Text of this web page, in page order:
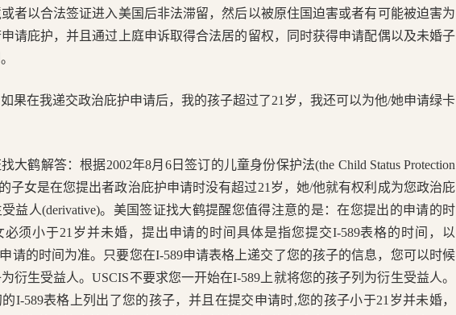
者以合法签证进入美国后非法滞留，然后以被原住国迫害或者有可能被迫害为
请庇护，并且通过上庭申诉取得合法居的留权，同时获得申请配偶以及未婚子
果在我递交政治庇护申请后，我的孩子超过了21岁，我还可以为他/她申请绿卡
大鹤解答：根据2002年8月6日签订的儿童身份保护法(the Child Status Protection
子女是在您提出者政治庇护申请时没有超过21岁，她/他就有权利成为您政治庇
益人(derivative)。美国签证找大鹤提醒您值得注意的是：在您提出的申请的时
必须小于21岁并未婚，提出申请的时间具体是指您提交I-589表格的时间，以
请的时间为准。只要您在I-589申请表格上递交了您的孩子的信息，您可以时候
衍生受益人。USCIS不要求您一开始在I-589上就将您的孩子列为衍生受益人。
I-589表格上列出了您的孩子，并且在提交申请时,您的孩子小于21岁并未婚，